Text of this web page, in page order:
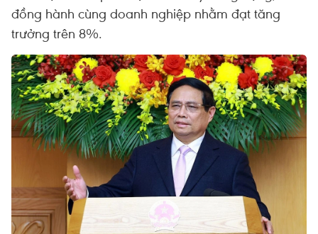
đồng hành cùng doanh nghiệp nhằm đạt tăng
trưởng trên 8%.